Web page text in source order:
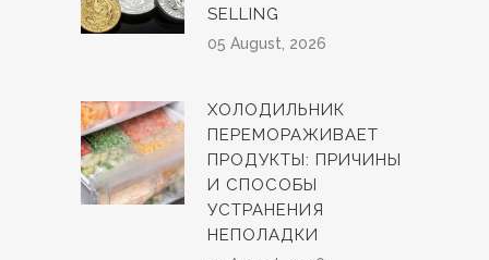
SELLING
05 August, 2026
ХОЛОДИЛЬНИК
ПЕРЕМОРАЖИВАЕТ
ПРОДУКТЫ: ПРИЧИНЫ
И СПОСОБЫ
УСТРАНЕНИЯ
НЕПОЛАДКИ